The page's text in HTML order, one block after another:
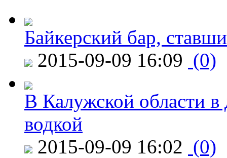
Байкерский бар,
2015-09-09 16:09 (0)
В Калужской области в
водкой
2015-09-09 16:02 (0)